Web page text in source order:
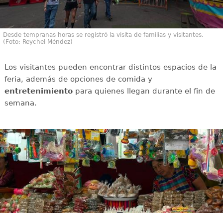
Desde tempranas horas se registró la visita de familias y visitantes.
(Foto: Reychel Méndez)
Los visitantes pueden encontrar distintos espacios de la
feria, además de opciones de comida y
entretenimientopara quienes llegan durante el fin de
semana.